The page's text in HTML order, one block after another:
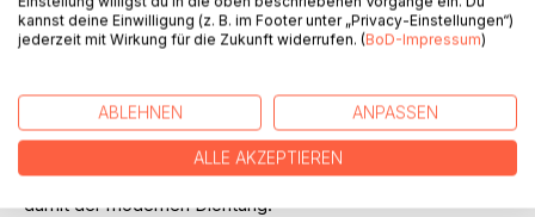
Edgar Allan Poe (geboren 19. Januar 1809 in Boston,
Baltimore, Maryland) war ein US-amerikanischer
Schriftsteller. Er prägte entscheidend die Genres der
Kriminalliteratur, der Science-Fiction und der Horrorliteratur.
Seine Poesie wurde zum Fundament des Symbolismus und
damit der modernen Dichtung.
kannst deine Einwilligung (z. B. im Footer unter „Privacy-Einstellungen“)
jederzeit mit Wirkung für die Zukunft widerrufen. (BoD-Impressum)
ABLEHNEN ANPASSEN
ALLE AKZEPTIEREN